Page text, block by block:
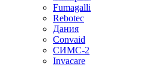
Fumagalli
Rebotec
Дания
Convaid
СИМС-2
Invacare